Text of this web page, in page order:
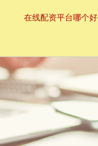
在线配资平台哪个好